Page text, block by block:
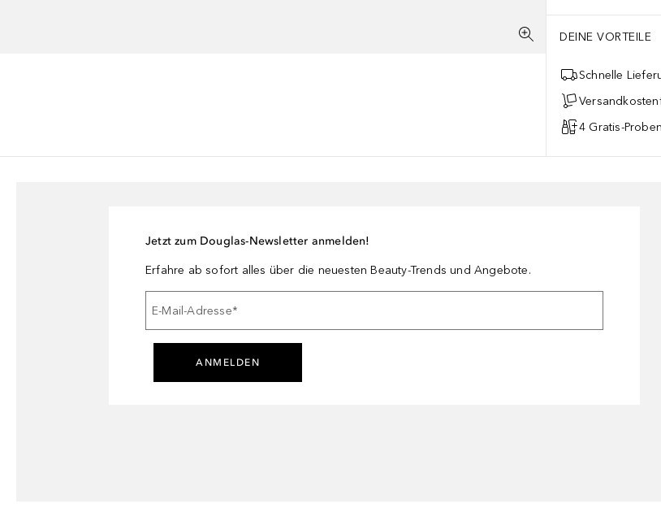
DEINE VORTEILE
Schnelle
4 Gratis-
Jetzt zum Douglas-Newsletter anmelden!
Erfahre ab sofort alles über die neuesten Beauty-Trends und Angebote.
E-Mail-Adresse*
ANMELDEN